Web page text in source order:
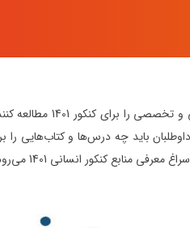
داوطلبان
مشخص می‌کند که داوطلبان باید چه درس‌ها و
این کنکور را به داوطلبان گروه انسانی معرفی می‌کند.